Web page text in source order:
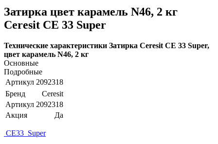
Затирка цвет карамель N46, 2 кг
Ceresit CE 33 Super
Технические характеристики Затирка Ceresit CE 33 Super,
цвет карамель N46, 2 кг
Основные
Подробные
Артикул 2092318
Бренд
Ceresit
Артикул 2092318
Акция
Да
CE33_Super